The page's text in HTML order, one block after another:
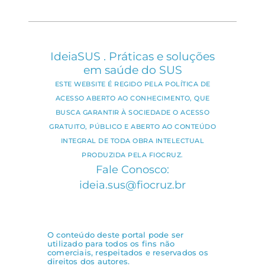
IdeiaSUS . Práticas e soluções
em saúde do SUS
ESTE WEBSITE É REGIDO PELA POLÍTICA DE
ACESSO ABERTO AO CONHECIMENTO, QUE
BUSCA GARANTIR À SOCIEDADE O ACESSO
GRATUITO, PÚBLICO E ABERTO AO CONTEÚDO
INTEGRAL DE TODA OBRA INTELECTUAL
PRODUZIDA PELA FIOCRUZ.
Fale Conosco:
ideia.sus@fiocruz.br
O conteúdo deste portal pode ser
utilizado para todos os fins não
comerciais, respeitados e reservados os
direitos dos autores.